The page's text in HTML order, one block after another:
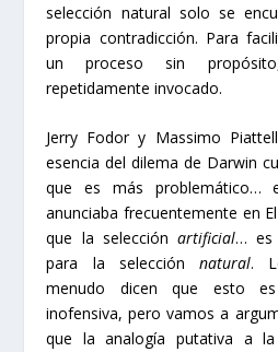
selección natural solo se
propia contradicción. Para
un proceso sin
repetidamente invocado.
Jerry Fodor y Massimo
esencia del dilema de Darwin
que es más problemático…
anunciaba frecuentemente en
que la selección artificial… es
para la selección natural.
menudo dicen que esto
inofensiva, pero vamos a
que la analogía putativa a